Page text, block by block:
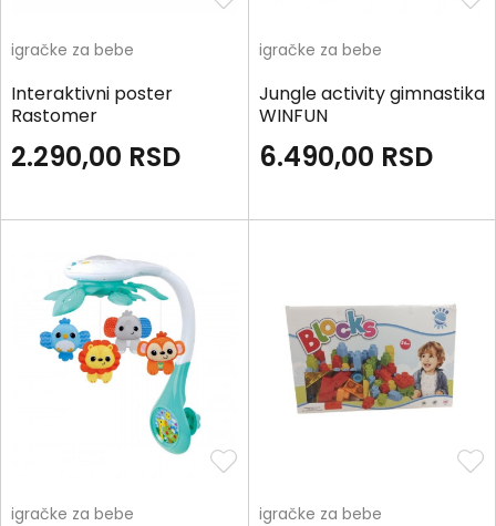
igračke za bebe
Interaktivni poster
Rastomer
2.290,00 RSD
igračke za bebe
Jungle activity gimnastika
WINFUN
6.490,00 RSD
igračke za bebe igračke za bebe